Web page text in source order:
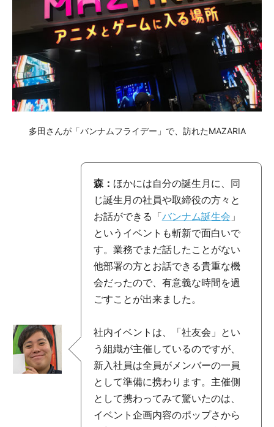
多田さんが「バンナムフライデー」で、訪れたMAZARIA
森： ほかには自分の誕生月に、同
じ誕生月の社員や取締役の方々と
お話ができる「バンナム誕生会 」
というイベントも斬新で面白いで
す。業務でまだ話したことがない
他部署の方とお話できる貴重な機
会だったので、有意義な時間を過
ごすことが出来ました。
社内イベントは、「社友会」とい
う組織が主催しているのですが、
新入社員は全員がメンバーの一員
として準備に携わります。主催側
として携わってみて驚いたのは、
イベント企画内容のポップさから